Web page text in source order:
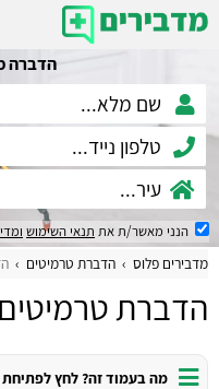
הדברה
הנני מאשר/ת את תנאי השימוש
מדבירים פלוס הדברת טרמיטים
הדברת
מה בעמוד זה? לחץ לפתיחת